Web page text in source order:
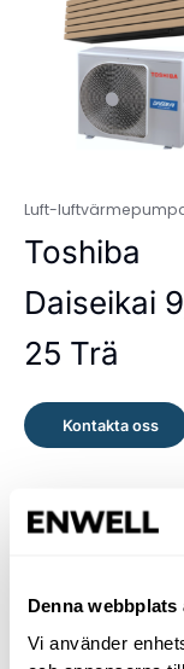
Denna
Vi använder
Luft-
Toshiba
Daiseikai
25 Trä
Kontakta oss